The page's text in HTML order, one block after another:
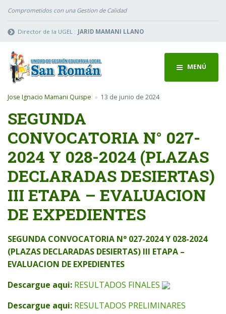
Comprometidos con una Gestion de Calidad
Director de la UGEL : JARID MAMANI LLANO
MENÚ
Jose Ignacio Mamani Quispe 13 de junio de 2024
SEGUNDA
CONVOCATORIA N° 027-
2024 Y 028-2024 (PLAZAS
DECLARADAS DESIERTAS)
III ETAPA – EVALUACION
DE EXPEDIENTES
SEGUNDA CONVOCATORIA N° 027-2024 Y 028-2024
(PLAZAS DECLARADAS DESIERTAS) III ETAPA –
EVALUACION DE EXPEDIENTES
Descargue aqui: RESULTADOS FINALES
Descargue aqui: RESULTADOS PRELIMINARES